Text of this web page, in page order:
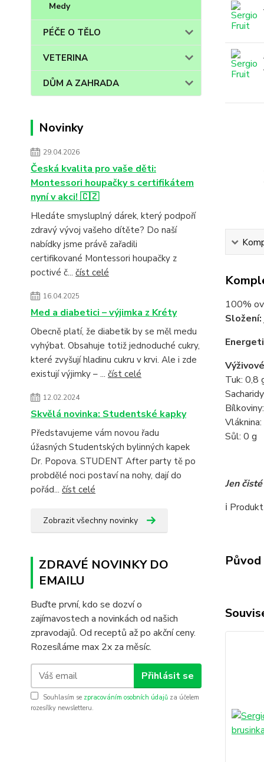
Medy
PÉČE O TĚLO
VETERINA
DŮM A ZAHRADA
Novinky
29.04.2026
Česká kvalita pro vaše děti:
Montessori houpačky s certifikátem
nyní v akci! 🇨🇿
Hledáte smysluplný dárek, který podpoří
zdravý vývoj vašeho dítěte? Do naší
nabídky jsme právě zařadili
certifikované Montessori houpačky z
poctivé č... číst celé
16.04.2025
Med a diabetici – výjimka z Kréty
Obecně platí, že diabetik by se měl medu
vyhýbat. Obsahuje totiž jednoduché cukry,
které zvyšují hladinu cukru v krvi. Ale i zde
existují výjimky – ... číst celé
12.02.2024
Skvělá novinka: Studentské kapky
Představujeme vám novou řadu
úžasných Studentských bylinných kapek
Dr. Popova. STUDENT After party tě po
probdělé noci postaví na nohy, dají do
pořád... číst celé
Zobrazit všechny novinky
ZDRAVÉ NOVINKY DO
EMAILU
Buďte první, kdo se dozví o
zajímavostech a novinkách od našich
zpravodajů. Od receptů až po akční ceny.
Rozesíláme max 2x za měsíc.
Přihlásit se
Souhlasím se zpracováním osobních údajů za účelem
rozesílky newsletteru.
100%
Složení:
Tuk: 0,8
Sůl: 0 g
Jen
ℹ️